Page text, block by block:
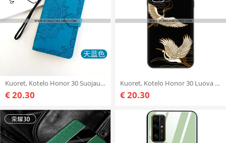
Kuoret, Kotelo Honor 30 Suojaus Nahkakuori Murtumaton Kohokuviointi Sininen
€ 20.30
Kuoret, Kotelo Honor 30 Luova Kohokuviointi Musta Suojaus Kukkakuvio Mustat
€ 20.30